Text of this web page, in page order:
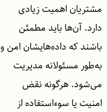
مشتریان اهمیت زیادی
دارد. آن‌ها باید مطمئن
باشند که داده‌هایشان امن و
به‌طور مسئولانه مدیریت
می‌شود. هرگونه نقض
امنیت یا سوءاستفاده از